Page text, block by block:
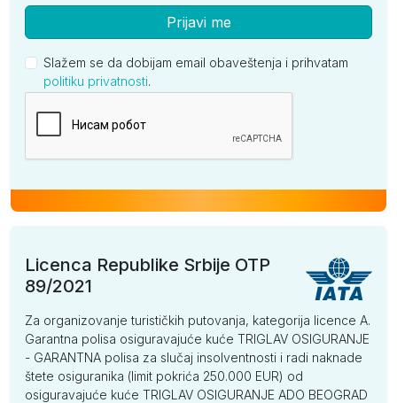
Prijavi me
Slažem se da dobijam email obaveštenja i prihvatam
politiku privatnosti.
Licenca Republike Srbije OTP
89/2021
Za organizovanje turističkih putovanja, kategorija licence A.
Garantna polisa osiguravajuće kuće TRIGLAV OSIGURANJE
- GARANTNA polisa za slučaj insolventnosti i radi naknade
štete osiguranika (limit pokrića 250.000 EUR) od
osiguravajuće kuće TRIGLAV OSIGURANJE ADO BEOGRAD